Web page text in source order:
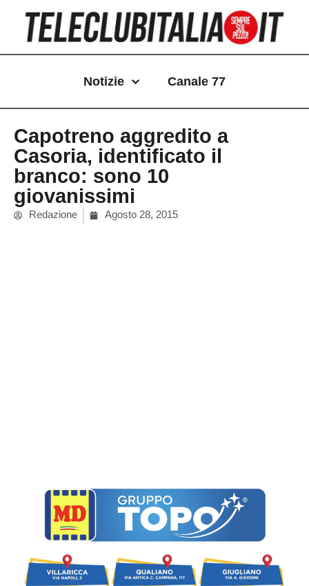
contenuto
Notizie Canale 77
Capotreno aggredito a
Casoria, identificato il
branco: sono 10
giovanissimi
Redazione Agosto 28, 2015